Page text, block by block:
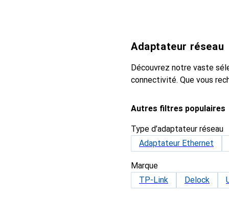
Adaptateur réseau
Découvrez notre vaste
connectivité. Que vous
Autres filtres populaires
Type d’adaptateur réseau
Adaptateur Ethernet
Marque
TP-Link
Delock